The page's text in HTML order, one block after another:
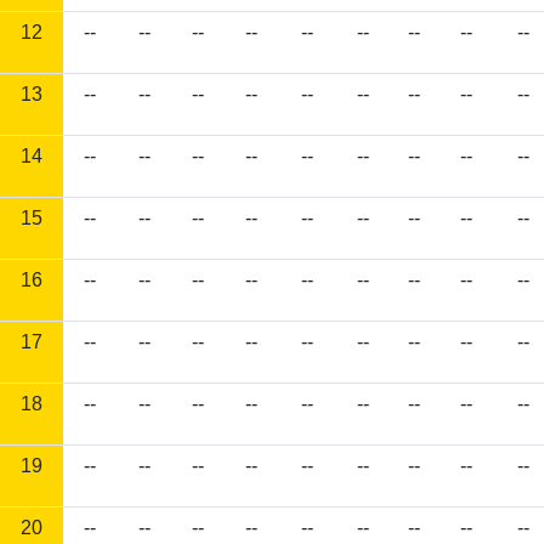
12 -- -- -- -- -- -- -- -- --
13 -- -- -- -- -- -- -- -- --
14 -- -- -- -- -- -- -- -- --
15 -- -- -- -- -- -- -- -- --
16 -- -- -- -- -- -- -- -- --
17 -- -- -- -- -- -- -- -- --
18 -- -- -- -- -- -- -- -- --
19 -- -- -- -- -- -- -- -- --
20 -- -- -- -- -- -- -- -- --